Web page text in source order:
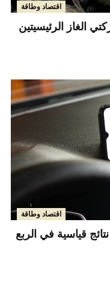
اقتصاد وطاقة
الغاز الرئيسيتين
اقتصاد وطاقة
قياسية في الربع